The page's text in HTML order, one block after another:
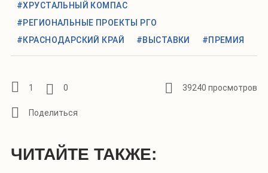
#ХРУСТАЛЬНЫЙ КОМПАС
#РЕГИОНАЛЬНЫЕ ПРОЕКТЫ РГО
#КРАСНОДАРСКИЙ КРАЙ
#ВЫСТАВКИ #ПРЕМИЯ
1 0 39240 просмотров
ЧИТАЙТЕ ТАКЖЕ: